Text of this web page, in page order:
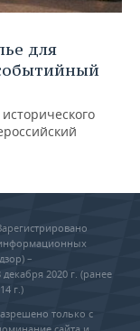
для
–
2020 г. (ранее
г.)
только с